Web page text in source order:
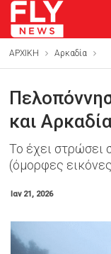
ΑΡΧΙΚΗ Αρκαδία
και
Το έχει στρώσει
(όμορφες
Ιαν 21, 2026